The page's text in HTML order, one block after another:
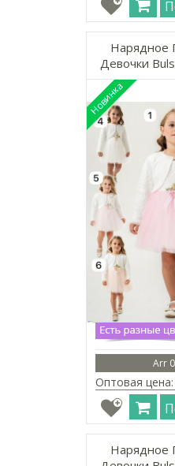
Нарядное
Девочки
Arr
Оптовая цена:
Нарядное